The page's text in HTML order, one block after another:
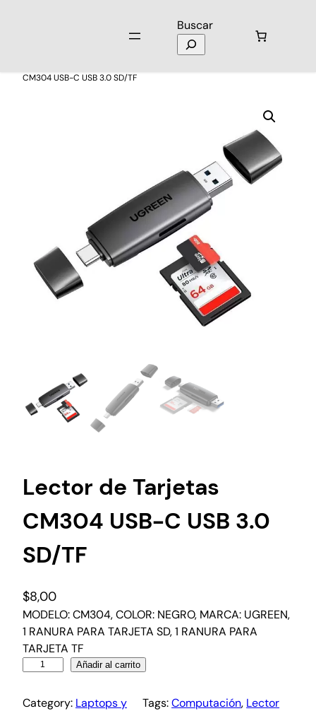
Buscar
CM304 USB-C USB 3.0 SD/TF
Lector de Tarjetas
CM304 USB-C USB 3.0
SD/TF
$8,00
MODELO: CM304, COLOR: NEGRO, MARCA: UGREEN,
1 RANURA PARA TARJETA SD, 1 RANURA PARA
TARJETA TF
Añadir al carrito
Category: Laptops y
Tags:Computación, Lector